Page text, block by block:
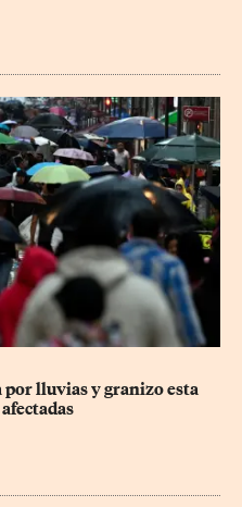
lluvias y granizo esta